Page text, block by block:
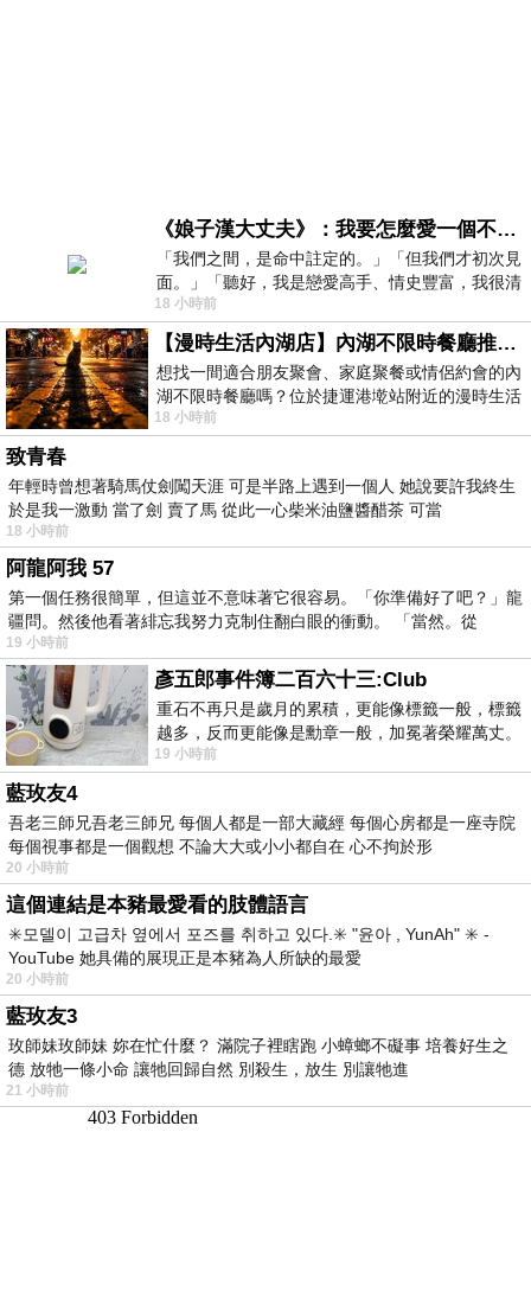
《娘子漢大丈夫》：我要怎麼愛一個不存在的人？
「我們之間，是命中註定的。」「但我們才初次見
面。」「聽好，我是戀愛高手、情史豐富，我很清
楚這種感覺，你我之間的那種感覺，現
18 小時前
【漫時生活內湖店】內湖不限時餐廳推薦｜捷運港墘站美食，聚餐、約會、家庭聚會首選，正餐甜點一次滿足
想找一間適合朋友聚會、家庭聚餐或情侶約會的內
湖不限時餐廳嗎？位於捷運港墘站附近的漫時生活
內湖店，從捷運站步行約4分鐘即可抵
18 小時前
致青春
年輕時曾想著騎馬仗劍闖天涯 可是半路上遇到一個人 她說要許我終生
於是我一激動 當了劍 賣了馬 從此一心柴米油鹽醬醋茶 可當
18 小時前
阿龍阿我 57
第一個任務很簡單，但這並不意味著它很容易。「你準備好了吧？」龍
疆問。然後他看著緋忘我努力克制住翻白眼的衝動。 「當然。從
19 小時前
彥五郎事件簿二百六十三:Club
重石不再只是歲月的累積，更能像標籤一般，標籤
越多，反而更能像是勳章一般，加冕著榮耀萬丈。
習慣一如縱容，成了再難輕輕放下的罪證
19 小時前
藍玫友4
吾老三師兄吾老三師兄 每個人都是一部大藏經 每個心房都是一座寺院
每個視事都是一個觀想 不論大大或小小都自在 心不拘於形
20 小時前
這個連結是本豬最愛看的肢體語言
✳️모델이 고급차 옆에서 포즈를 취하고 있다.✳️ "윤아 , YunAh" ✳️ -
YouTube 她具備的展現正是本豬為人所缺的最愛
20 小時前
藍玫友3
玫師妹玫師妹 妳在忙什麼？ 滿院子裡瞎跑 小蟑螂不礙事 培養好生之
德 放牠一條小命 讓牠回歸自然 別殺生，放生 別讓牠進
21 小時前